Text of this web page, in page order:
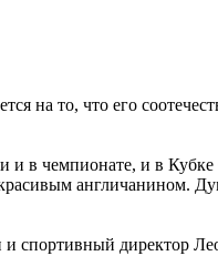
на то, что его
в чемпионате, и в
англичанином.
директор